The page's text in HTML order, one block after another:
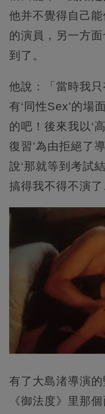
他并不覺得自己
的演員，另一方
到了。
他說：「當時我
有‘同性Sex’的場
的吧！後來我以‘
復習’為由拒絕了
說‘那就等到考試
搞得我不得不演
有了大島渚導演
《御法度》里那